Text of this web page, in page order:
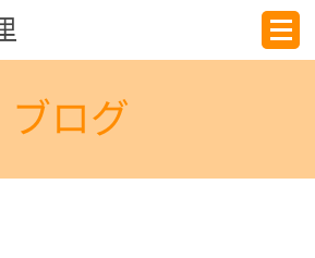
ブログ